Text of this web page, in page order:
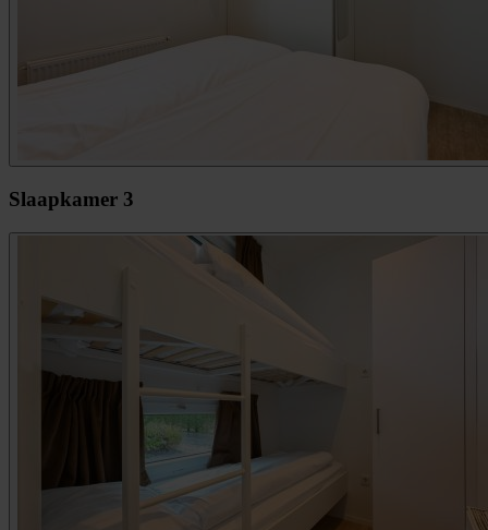
Slaapkamer 3